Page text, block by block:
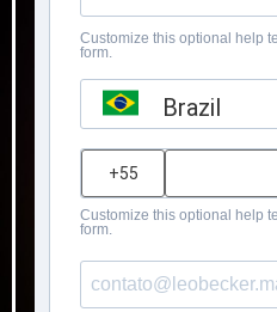
Customize this optional help
form.
Brazil
Customize this optional help
form.